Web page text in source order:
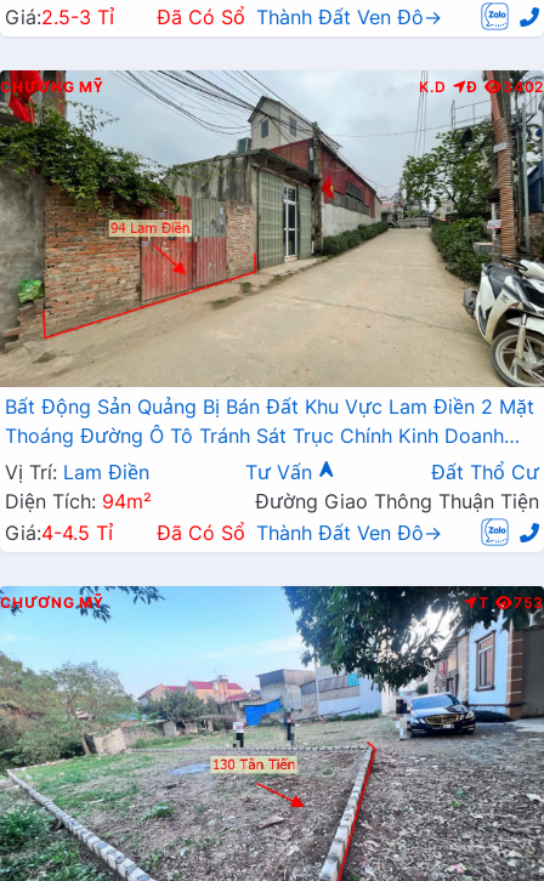
Giá:2.5-3 Tỉ Đã Có Sổ Thành Đất Ven Đô→
CHƯƠNG MỸ K.D Đ 3402
Bất Động Sản Quảng Bị Bán Đất Khu Vực Lam Điền 2 Mặt
Thoáng Đường Ô Tô Tránh Sát Trục Chính Kinh Doanh
Liên Xã
Vị Trí: Lam Điền Tư Vấn
Đất Thổ Cư
Diện Tích: 94m²
Đường Giao Thông Thuận Tiện
Giá:4-4.5 Tỉ Đã Có Sổ Thành Đất Ven Đô→
CHƯƠNG MỸ T 753